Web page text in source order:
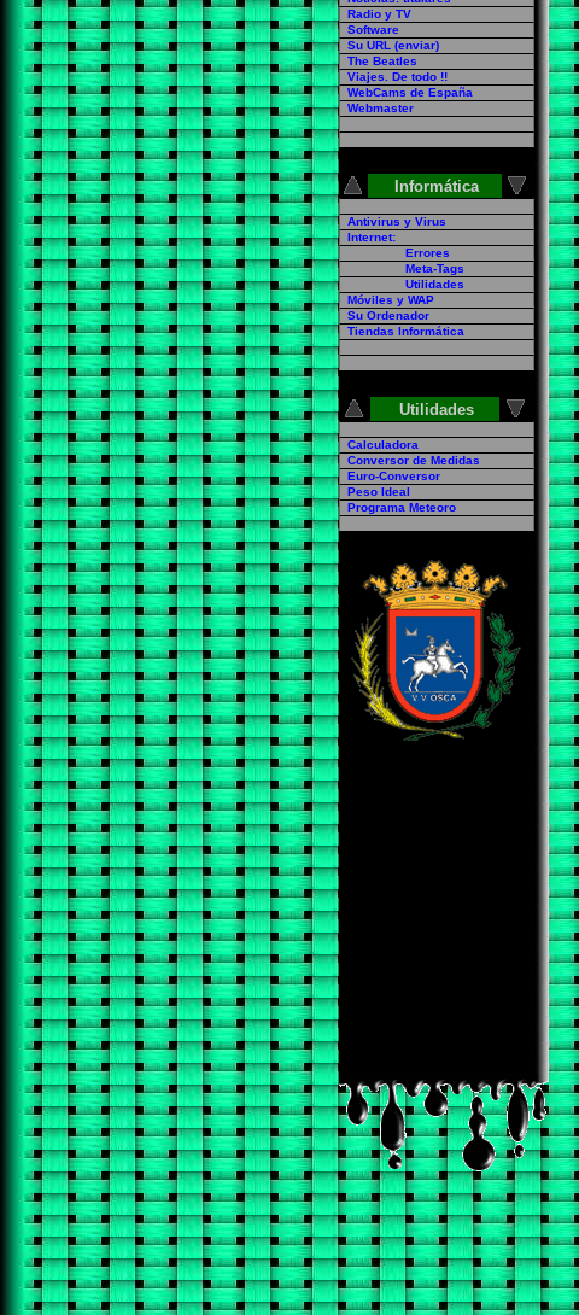
Radio y TV
Software
Su URL (enviar)
The Beatles
Viajes. De todo !!
WebCams de España
Webmaster
Informática
Antivirus y Virus
Internet:
Errores
Meta-Tags
Utilidades
Móviles y WAP
Su Ordenador
Tiendas Informática
Utilidades
Calculadora
Conversor de Medidas
Euro-Conversor
Peso Ideal
Programa Meteoro